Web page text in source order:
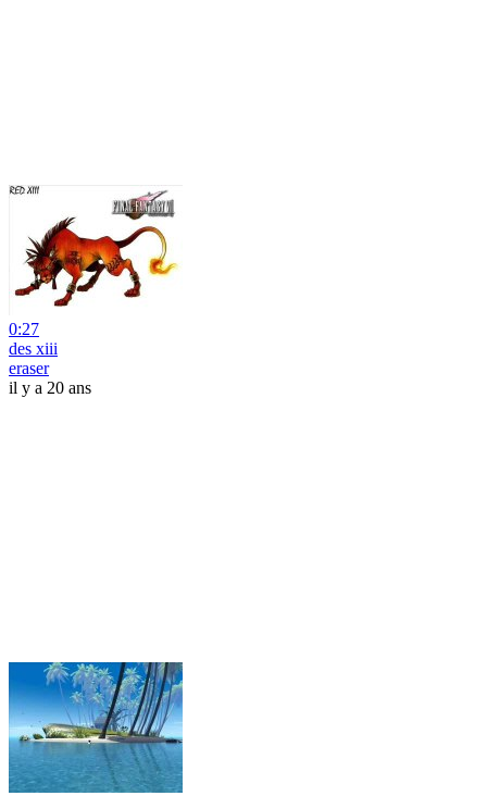
0:27
des xiii
eraser
il y a 20 ans